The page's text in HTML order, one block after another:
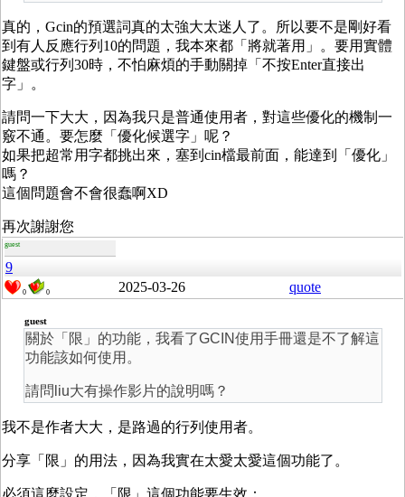
真的，Gcin的預選詞真的太強大太迷人了。所以要不是剛好看
到有人反應行列10的問題，我本來都「將就著用」。要用實體
鍵盤或行列30時，不怕麻煩的手動關掉「不按Enter直接出
字」。
請問一下大大，因為我只是普通使用者，對這些優化的機制一
竅不通。要怎麼「優化候選字」呢？
如果把超常用字都挑出來，塞到cin檔最前面，能達到「優化」
嗎？
這個問題會不會很蠢啊XD
再次謝謝您
guest
9
0 0 2025-03-26 quote
guest
關於「限」的功能，我看了GCIN使用手冊還是不了解這
功能該如何使用。
請問liu大有操作影片的說明嗎？
我不是作者大大，是路過的行列使用者。
分享「限」的用法，因為我實在太愛太愛這個功能了。